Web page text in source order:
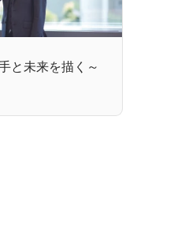
と未来を描く～